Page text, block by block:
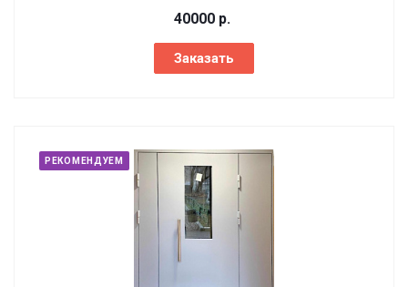
40000 р.
Заказать
РЕКОМЕНДУЕМ